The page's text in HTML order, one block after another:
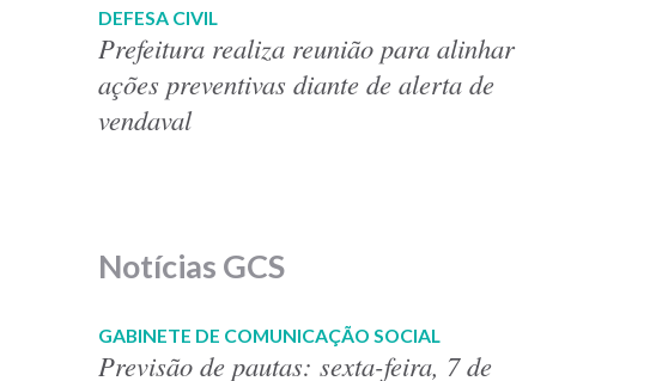
DEFESA CIVIL
Prefeitura realiza reunião para alinhar
ações preventivas diante de alerta de
vendaval
Notícias GCS
GABINETE DE COMUNICAÇÃO SOCIAL
Previsão de pautas: sexta-feira, 7 de